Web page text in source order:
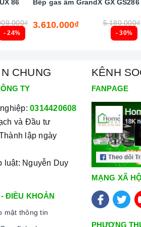
tự động FFD
khác nhau.
có rãnh hoặc nồi đáy lõm.
vì sẽ tạo ra rất nhiều tiếng ồn trong
nhỏ quá cũng không to quá.
và dòng điện yêu cầu cũng như các
- 24%
86
- 30%
Bếp gas âm GrandX GX GS286
3.610.000₫ 5.180.000₫
CHUNG
TY
0314420608
và Đầu tư
lập ngày
luật: Nguyễn Duy
ĐIỀU KHOẢN
mật thông tin
KÊNH
FANPAGE
MẠNG XÃ HỘI
PHƯƠNG